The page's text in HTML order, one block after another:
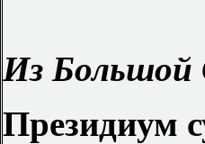
Из Большой
Президиум